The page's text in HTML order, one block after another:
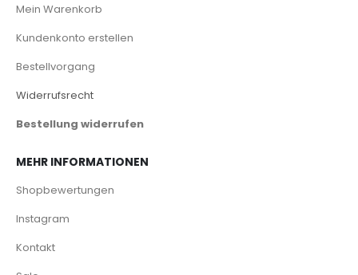
Mein Warenkorb
Kundenkonto erstellen
Bestellvorgang
Widerrufsrecht
Bestellung widerrufen
MEHR INFORMATIONEN
Shopbewertungen
Instagram
Kontakt